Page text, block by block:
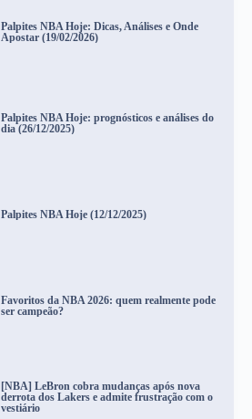
Palpites NBA Hoje: Dicas, Análises e Onde
Apostar (19/02/2026)
Palpites NBA Hoje: prognósticos e análises do
dia (26/12/2025)
Palpites NBA Hoje (12/12/2025)
Favoritos da NBA 2026: quem realmente pode
ser campeão?
[NBA] LeBron cobra mudanças após nova
derrota dos Lakers e admite frustração com o
vestiário